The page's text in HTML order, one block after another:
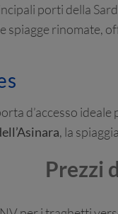
porti della
spiagge rinomate,
d’accesso
, la
Prezzi